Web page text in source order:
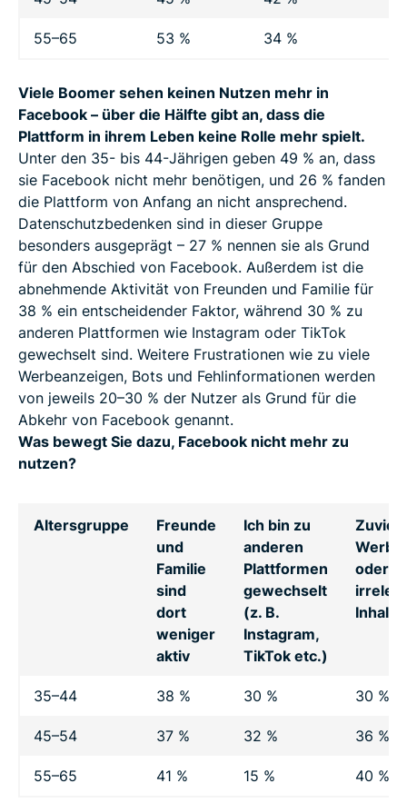
55–65 53 % 34 %
Viele Boomer sehen keinen Nutzen mehr in
Facebook – über die Hälfte gibt an, dass die
Plattform in ihrem Leben keine Rolle mehr spielt.
Unter den 35- bis 44-Jährigen geben 49 % an, dass
sie Facebook nicht mehr benötigen, und 26 % fanden
die Plattform von Anfang an nicht ansprechend.
Datenschutzbedenken sind in dieser Gruppe
besonders ausgeprägt – 27 % nennen sie als Grund
für den Abschied von Facebook. Außerdem ist die
abnehmende Aktivität von Freunden und Familie für
38 % ein entscheidender Faktor, während 30 % zu
anderen Plattformen wie Instagram oder TikTok
gewechselt sind. Weitere Frustrationen wie zu viele
Werbeanzeigen, Bots und Fehlinformationen werden
von jeweils 20–30 % der Nutzer als Grund für die
Abkehr von Facebook genannt.
Was bewegt Sie dazu, Facebook nicht mehr zu
nutzen?
Altersgruppe
Freunde
und
Familie
sind
dort
weniger
aktiv
Ich bin zu
anderen
Plattformen
gewechselt
(z. B.
Instagram,
TikTok etc.)
Zuviel
oder
Inhalte
35–44 38 % 30 % 30 %
45–54 37 % 32 % 36 %
55–65 41 % 15 % 40 %